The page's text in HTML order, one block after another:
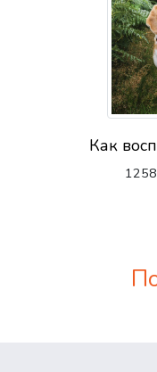
Как